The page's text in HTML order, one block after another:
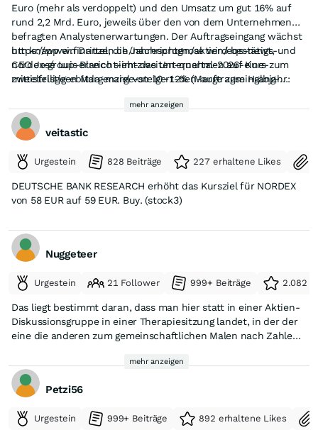
Euro (mehr als verdoppelt) und den Umsatz um gut 16% auf
rund 2,2 Mrd. Euro, jeweils über den von dem Unternehmen
befragten Analystenerwartungen. Der Auftragseingang wächst
um knapp ein Drittel; die Jahresprognose wird bestätigt, und
CEO José Luis Blanco sieht das Unternehmen auf Kurs zum
mittelfristigen Margenziel von 10–12% (Marge zum Halbjahr:
https://www.finanzen.ch/nachrichten/aktien/eqs-news-
nordex-group-erreicht-im-zweiten-quartal-2026-eine-
zweistellige-ebitda-marge-steigert-den-auftragseingang-
1036376583
mehr anzeigen
veitastic
Urgestein 828 Beiträge 227 erhaltene Likes
DEUTSCHE BANK RESEARCH erhöht das Kursziel für NORDEX
von 58 EUR auf 59 EUR. Buy. (stock3)
Nuggeteer
Urgestein 21 Follower 999+ Beiträge 2.082
Das liegt bestimmt daran, dass man hier statt in einer Aktien-
Diskussionsgruppe in einer Therapiesitzung landet, in der der
eine die anderen zum gemeinschaftlichen Malen nach Zahlen
wieder ein anderer Jünger für die rote Kommune zu gewinnen
sucht. Alles nichts für mich. Weiter viel Spaß in der
Therapiegruppe!
mehr anzeigen
Petzi56
Urgestein 999+ Beiträge 892 erhaltene Likes